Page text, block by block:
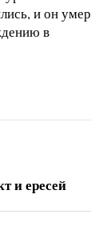
и он умер
в
и ересей